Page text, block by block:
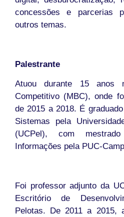
concessões e parcerias
outros temas.
Palestrante
Atuou durante 15 anos
Competitivo (MBC), onde
de 2015 a 2018. É
Sistemas pela
(UCPel), com
Informações pela PUC-
Foi professor adjunto da
Escritório de
Pelotas. De 2011 a 2015,